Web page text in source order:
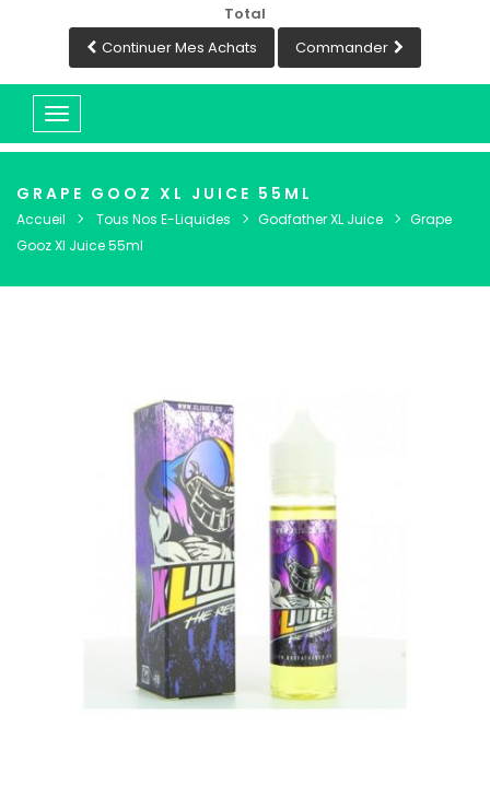
Total
Continuer Mes Achats
Commander
Basculer
la
GRAPE GOOZ XL JUICE 55ML
Accueil Tous Nos E-Liquides Godfather XL Juice
Grape
Gooz Xl Juice 55ml